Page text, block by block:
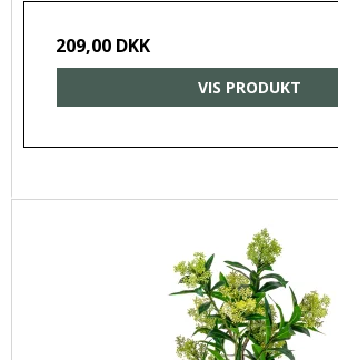
209,00 DKK
VIS PRODUKT